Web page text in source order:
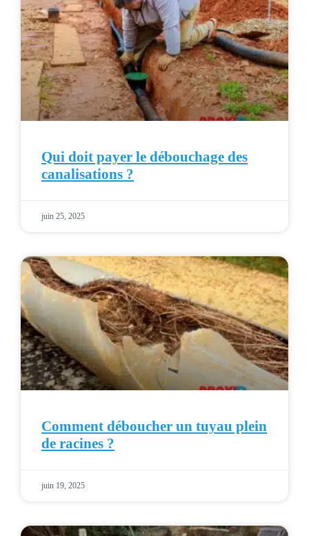
Qui doit payer le débouchage des
canalisations ?
juin 25, 2025
Comment déboucher un tuyau plein
de racines ?
juin 19, 2025